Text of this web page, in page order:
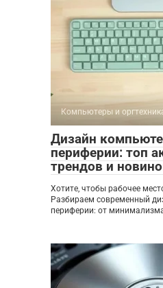
Компьютеры и
Дизайн
периферии: топ
трендов и
Хотите, чтобы рабочее
Разбираем современный
периферии: от